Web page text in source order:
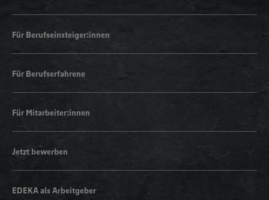
Für Berufseinsteiger:innen
Für Berufserfahrene
Für Mitarbeiter:innen
Jetzt bewerben
EDEKA als Arbeitgeber